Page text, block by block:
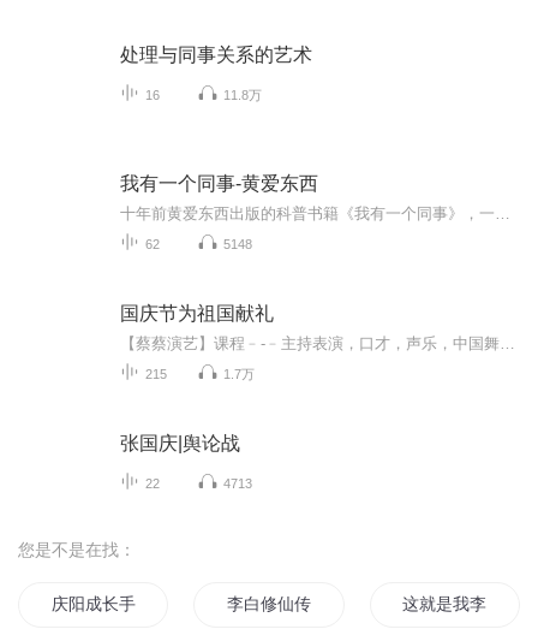
处理与同事关系的艺术
16 11.8万
我有一个同事-黄爱东西
62 5148
国庆节为祖国献礼
215 1.7万
张国庆|舆论战
22 4713
您是不是在找：
庆阳成长手札 李白修仙传 这就是我李白